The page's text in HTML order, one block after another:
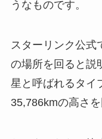
うなものです。
スターリンク公式
の場所を回ると説
星と呼ばれるタイ
35,786kmの高さを